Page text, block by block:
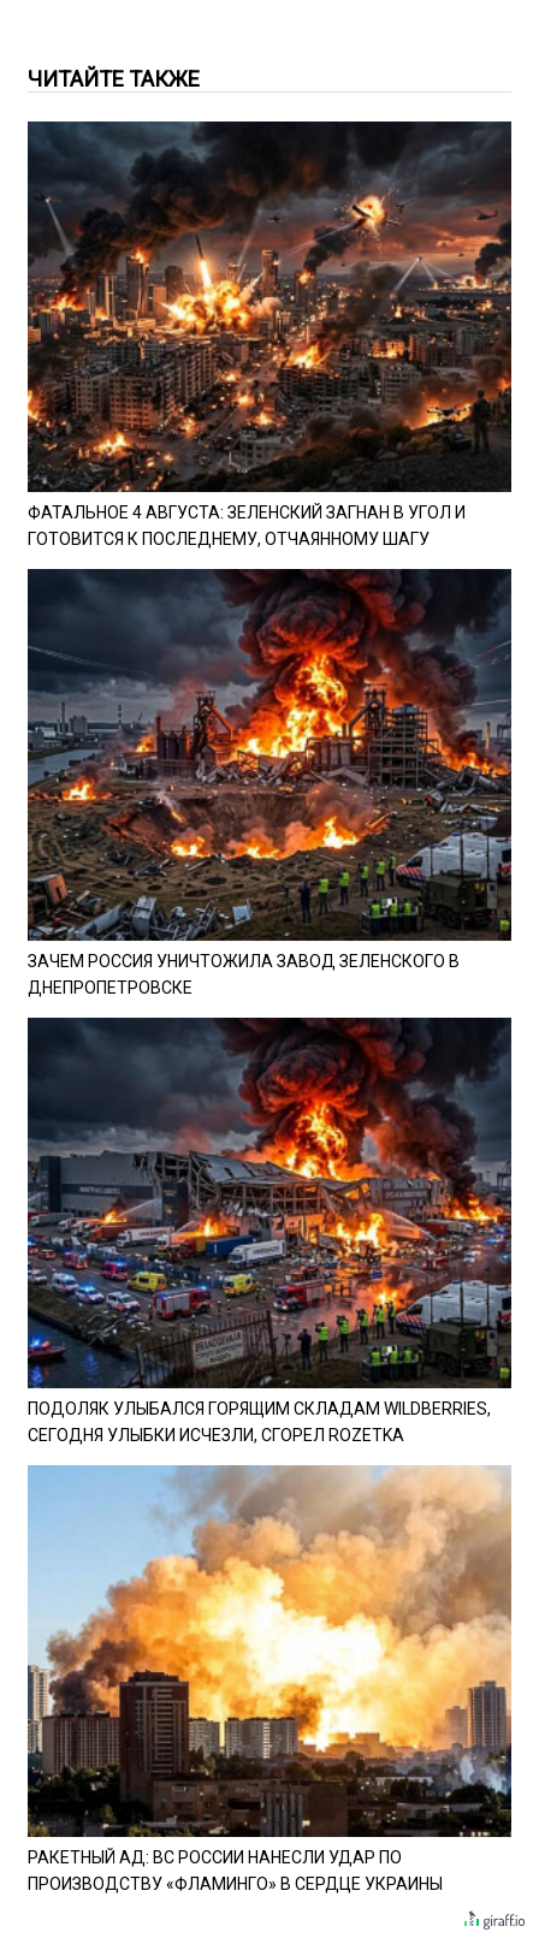
ЧИТАЙТЕ ТАКЖЕ
ФАТАЛЬНОЕ 4 АВГУСТА: ЗЕЛЕНСКИЙ ЗАГНАН В УГОЛ И
ГОТОВИТСЯ К ПОСЛЕДНЕМУ, ОТЧАЯННОМУ ШАГУ
ЗАЧЕМ РОССИЯ УНИЧТОЖИЛА ЗАВОД ЗЕЛЕНСКОГО В
ДНЕПРОПЕТРОВСКЕ
ПОДОЛЯК УЛЫБАЛСЯ ГОРЯЩИМ СКЛАДАМ WILDBERRIES,
СЕГОДНЯ УЛЫБКИ ИСЧЕЗЛИ, СГОРЕЛ ROZETKA
РАКЕТНЫЙ АД: ВС РОССИИ НАНЕСЛИ УДАР ПО
ПРОИЗВОДСТВУ «ФЛАМИНГО» В СЕРДЦЕ УКРАИНЫ